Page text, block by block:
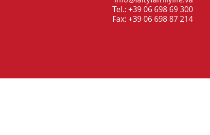
Tel.: +39 06 698 69 300
Fax: +39 06 698 87 214